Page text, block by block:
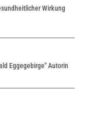
Wirkung
Eggegebirge" Autorin